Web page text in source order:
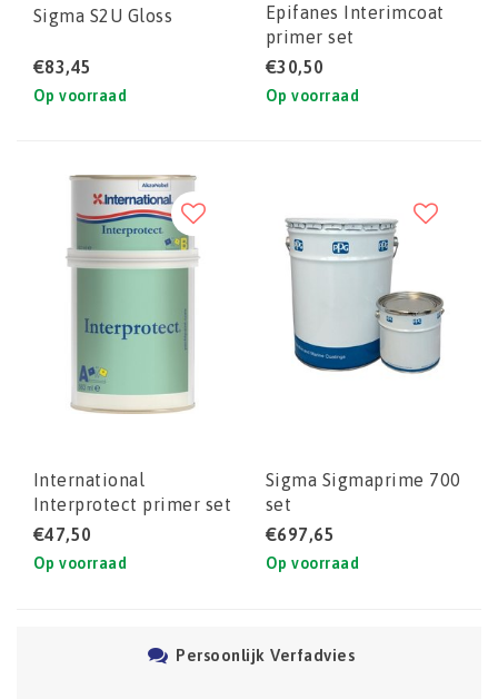
Sigma S2U Gloss
€83,45
Op voorraad
Epifanes Interimcoat
primer set
€30,50
Op voorraad
International
Interprotect primer set
€47,50
Op voorraad
Sigma Sigmaprime 700
set
€697,65
Op voorraad
Persoonlijk Verfadvies